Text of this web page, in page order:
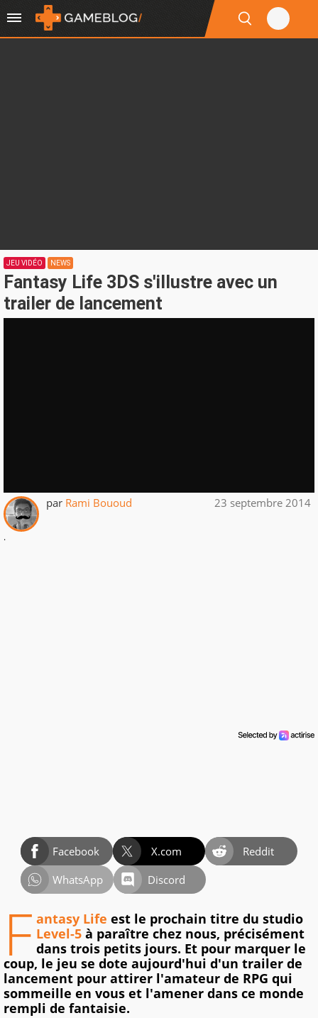
JEU VIDÉO NEWS
Fantasy Life 3DS s'illustre avec un
trailer de lancement
par Rami Bououd 23 septembre 2014
.
Facebook X.com
Reddit
WhatsApp
Discord
F antasy Life est le prochain titre du studio
Level-5 à paraître chez nous, précisément
dans trois petits jours. Et pour marquer le
coup, le jeu se dote aujourd'hui d'un trailer de
lancement pour attirer l'amateur de RPG qui
sommeille en vous et l'amener dans ce monde
rempli de fantaisie.